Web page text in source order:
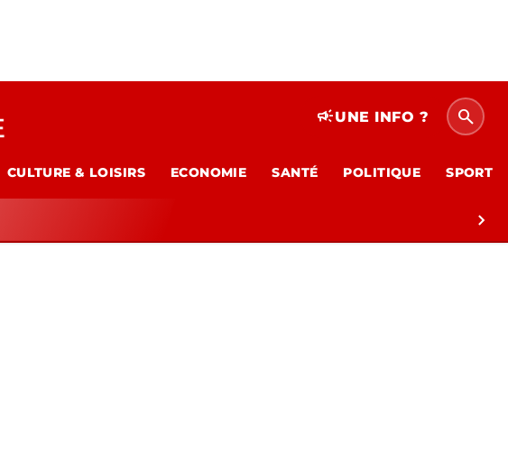
campaignUNE INFO ? search
CULTURE & LOISIRS ECONOMIE SANTÉ POLITIQUE SPORT
chevron_right